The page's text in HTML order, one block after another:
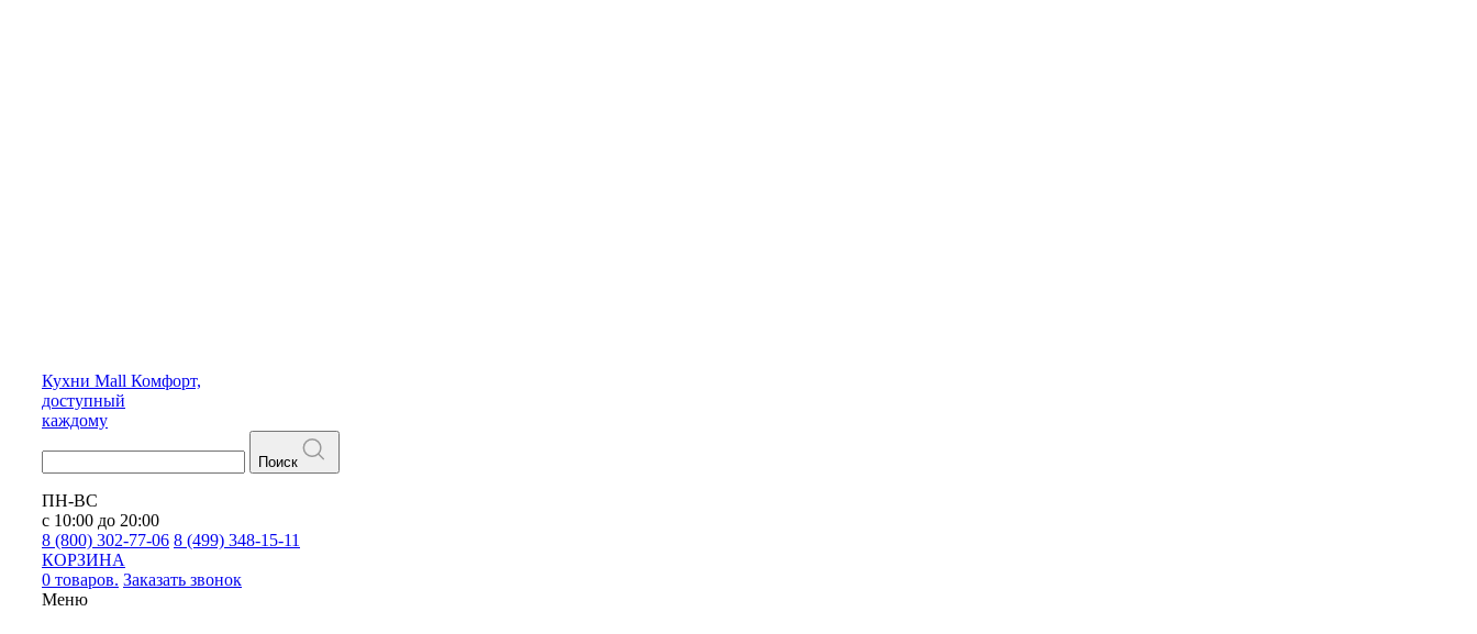
Кухни Mall Комфорт,
доступный
каждому
Поиск
ПН-ВС
с 10:00 до 20:00
8 (800) 302-77-06 8 (499) 348-15-11
КОРЗИНА
0 товаров. Заказать звонок
Меню